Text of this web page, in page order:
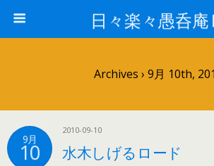
日々楽々愚呑
Archives › 9月 10th,
9月
10
2010-09-10
水木しげるロード